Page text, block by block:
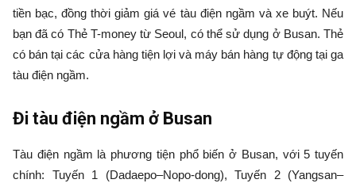
tiền bạc, đồng thời giảm giá vé tàu điện ngầm và xe buýt. Nếu
bạn đã có Thẻ T-money từ Seoul, có thể sử dụng ở Busan. Thẻ
có bán tại các cửa hàng tiện lợi và máy bán hàng tự động tại ga
tàu điện ngầm.
Đi tàu điện ngầm ở Busan
Tàu điện ngầm là phương tiện phổ biến ở Busan, với 5 tuyến
chính: Tuyến 1 (Dadaepo–Nopo-dong), Tuyến 2 (Yangsan–